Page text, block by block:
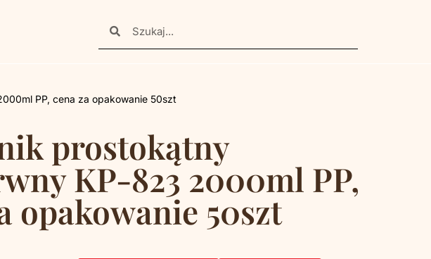
PP, cena za opakowanie 50szt
prostokątny
KP-823 2000ml PP,
opakowanie 50szt